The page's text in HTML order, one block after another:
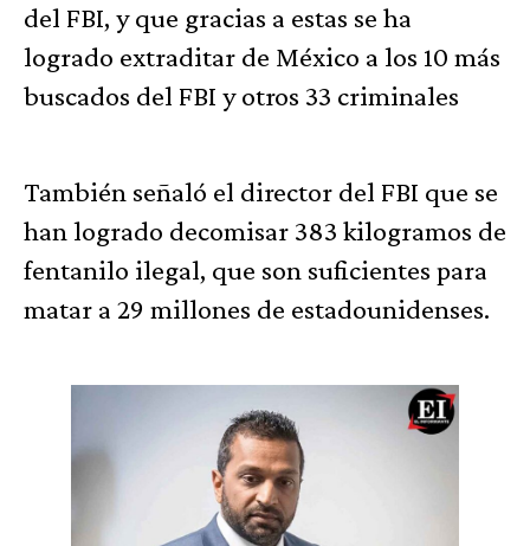
del FBI, y que gracias a estas se ha
logrado extraditar de México a los 10 más
buscados del FBI y otros 33 criminales
También señaló el director del FBI que se
han logrado decomisar 383 kilogramos de
fentanilo ilegal, que son suficientes para
matar a 29 millones de estadounidenses.